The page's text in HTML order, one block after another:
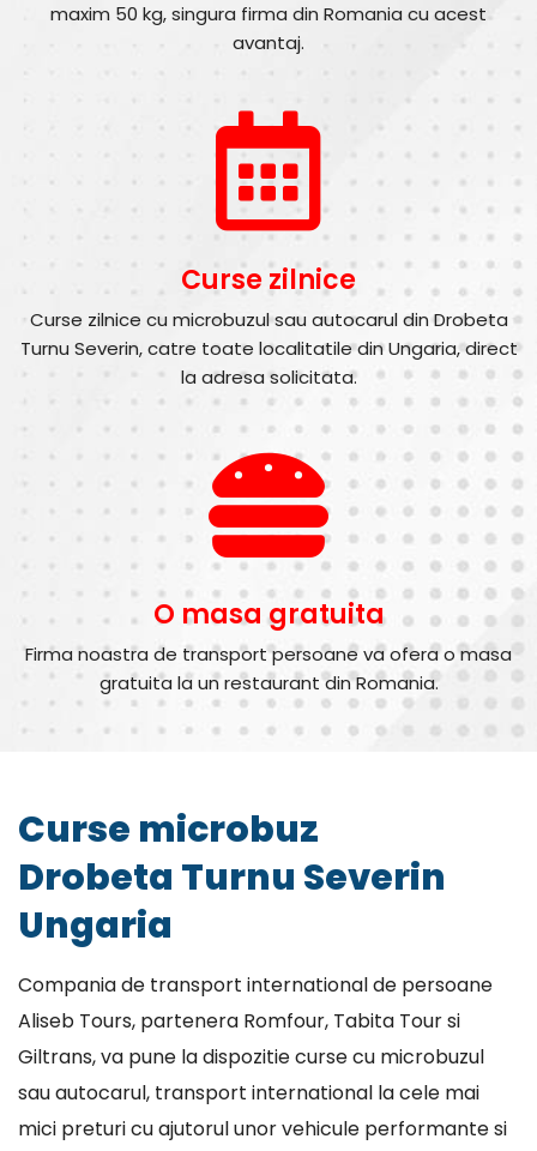
maxim 50 kg, singura firma din Romania cu acest
avantaj.
Curse zilnice
Curse zilnice cu microbuzul sau autocarul din Drobeta
Turnu Severin, catre toate localitatile din Ungaria, direct
la adresa solicitata.
O masa gratuita
Firma noastra de transport persoane va ofera o masa
gratuita la un restaurant din Romania.
Curse microbuz
Drobeta Turnu Severin
Ungaria
Compania de transport international de persoane
Aliseb Tours, partenera Romfour, Tabita Tour si
Giltrans, va pune la dispozitie curse cu microbuzul
sau autocarul, transport international la cele mai
mici preturi cu ajutorul unor vehicule performante si